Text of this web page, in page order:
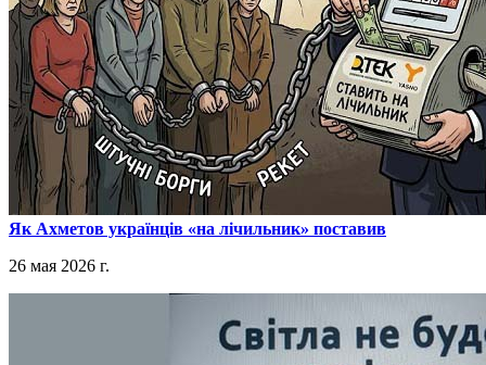
​Як Ахметов українців «на лічильник» поставив
26 мая 2026 г.